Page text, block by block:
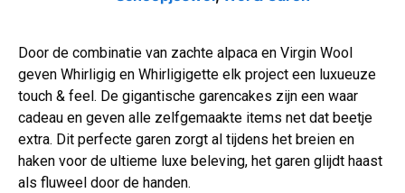
Door de combinatie van zachte alpaca en Virgin Wool
geven Whirligig en Whirligigette elk project een luxueuze
touch & feel. De gigantische garencakes zijn een waar
cadeau en geven alle zelfgemaakte items net dat beetje
extra. Dit perfecte garen zorgt al tijdens het breien en
haken voor de ultieme luxe beleving, het garen glijdt haast
als fluweel door de handen.